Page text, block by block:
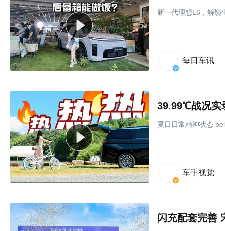
新一代理想L6，解锁
每日车讯
39.99℃战况实
夏日日常精神状态
车手视觉
闪充配套完善